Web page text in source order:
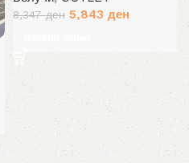
8,347ден Original
5,843 ден
5,843 ден.